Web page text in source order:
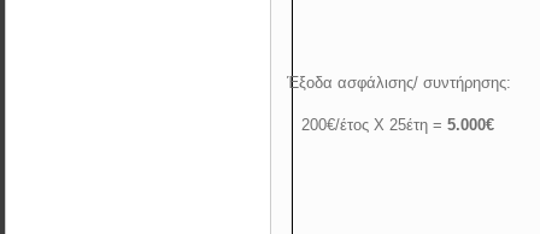
Έξοδα ασφάλισης/ συντήρησης:
200€/έτος Χ 25έτη =5.000€